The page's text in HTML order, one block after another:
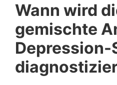
Wann wird
gemischte
Depression-